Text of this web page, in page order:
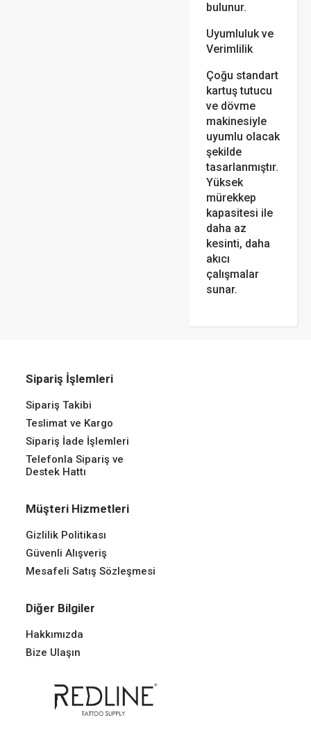
bulunur.
Uyumluluk ve
Verimlilik
Çoğu standart
kartuş tutucu
ve dövme
makinesiyle
uyumlu olacak
şekilde
tasarlanmıştır.
Yüksek
mürekkep
kapasitesi ile
daha az
kesinti, daha
akıcı
çalışmalar
sunar.
Sipariş İşlemleri
Sipariş Takibi
Teslimat ve Kargo
Sipariş İade İşlemleri
Telefonla Sipariş ve
Destek Hattı
Müşteri Hizmetleri
Gizlilik Politikası
Güvenli Alışveriş
Mesafeli Satış Sözleşmesi
Diğer Bilgiler
Hakkımızda
Bize Ulaşın